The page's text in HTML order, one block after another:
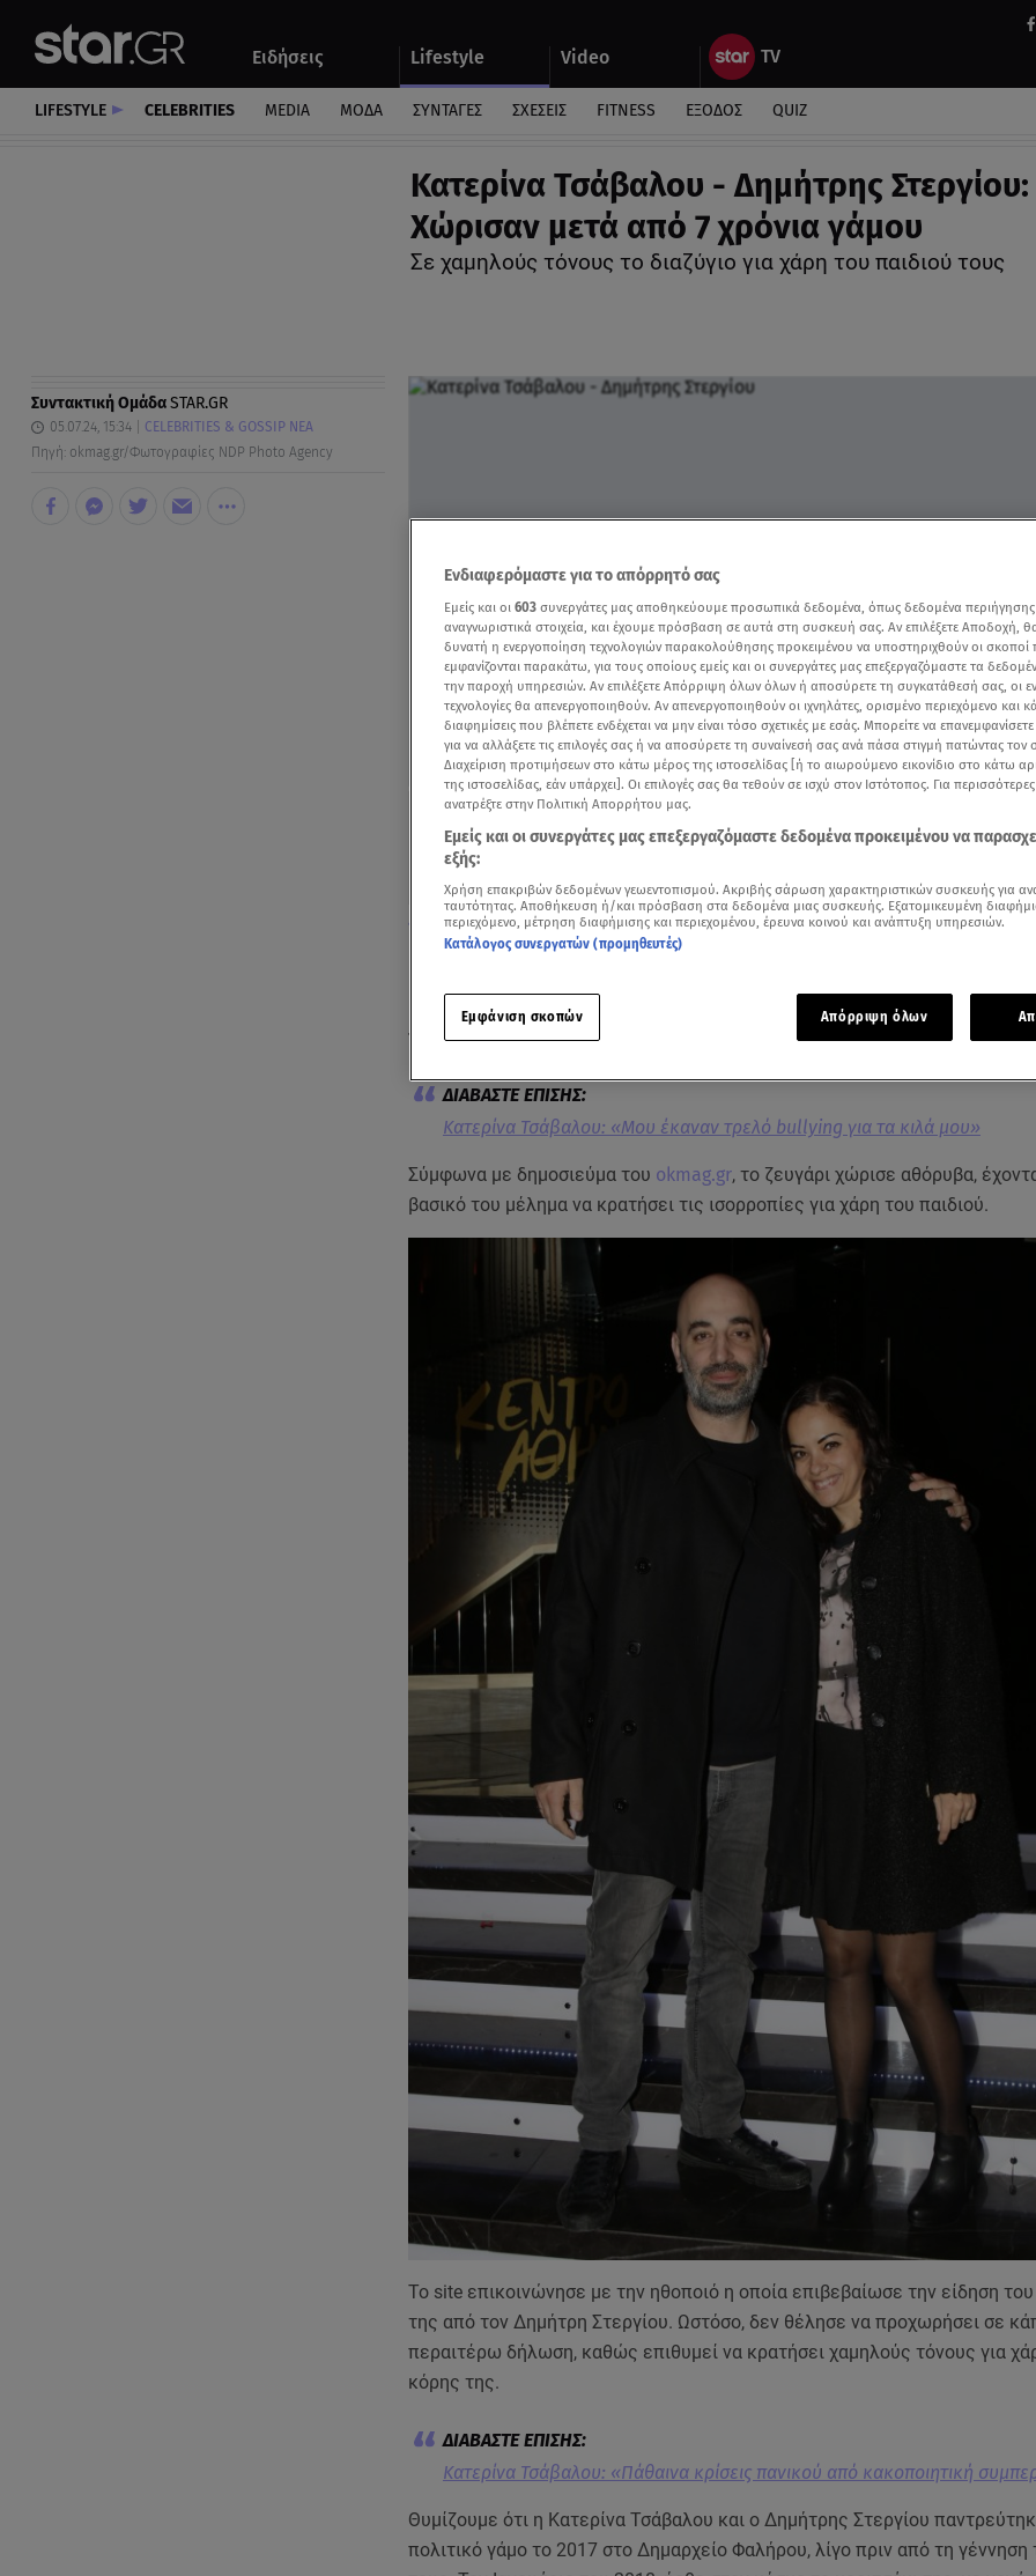
Ειδήσεις Lifestyle Video
Αυτοκίνητο
LIFESTYLE CELEBRITIES MEDIA ΜΟΔΑ ΣΥΝΤΑΓΕΣ ΣΧΕΣΕΙΣ FITNESS ΕΞΟΔΟΣ QUIZ
Κατερίνα Τσάβαλου - Δημήτρης Στεργίου:
Χώρισαν μετά από 7 χρόνια γάμου
Σε χαμηλούς τόνους το διαζύγιο για χάρη του παιδιού τους
Συντακτική ΟμάδαSTAR.GR
05.07.24, 15:34
CELEBRITIES & GOSSIP ΝΕΑ
Πηγή: okmag.gr/Φωτογραφίες NDP Photo Agency
Δείτε περισσότερα άρθρα μας στα αποτελέσματα αναζήτησης
Δείτε παλιότερο βίντεο της Κατερίνας Τσάβαλου από τοBreakfast@Star
Μαριμέλη
Κατερίνα Τσάβαλου Δημήτρης Στεργίου
αποφάσισαν να
τέλους στον γάμο τους
Κατερίνα Τσάβαλου: «Μου έκαναν τρελό bullying για τα κιλά μου»
Σύμφωνα με δημοσιεύμα του okmag.gr, το ζευγάρι χώρισε αθόρυβα,
βασικό του μέλημα να κρατήσει τις ισορροπίες για χάρη του παιδιού.
Το site επικοινώνησε με την ηθοποιό η οποία επιβεβαίωσε την είδηση
της από τον Δημήτρη Στεργίου. Ωστόσο, δεν θέλησε να προχωρήσει σε
περαιτέρω δήλωση, καθώς επιθυμεί να κρατήσει χαμηλούς τόνους για
κόρης της.
Κατερίνα Τσάβαλου: «Πάθαινα κρίσεις πανικού από κακοποιητική
Θυμίζουμε ότι η Κατερίνα Τσάβαλου και ο Δημήτρης Στεργίου
πολιτικό γάμο το 2017 στο Δημαρχείο Φαλήρου, λίγο πριν από τη γέννηση
Ενδιαφερόμαστε για το απόρρητό σας
Εμείς και οι 603 συνεργάτες μας αποθηκεύουμε προσωπικά δεδομένα, όπως δεδομένα
αναγνωριστικά στοιχεία, και έχουμε πρόσβαση σε αυτά στη συσκευή σας. Αν επιλέξετε Αποδοχή,
δυνατή η ενεργοποίηση τεχνολογιών παρακολούθησης προκειμένου να υποστηριχθούν οι σκοποί
εμφανίζονται παρακάτω, για τους οποίους εμείς και οι συνεργάτες μας επεξεργαζόμαστε τα
την παροχή υπηρεσιών. Αν επιλέξετε Απόρριψη όλων όλων ή αποσύρετε τη συγκατάθεσή σας, οι
τεχνολογίες θα απενεργοποιηθούν. Αν απενεργοποιηθούν οι ιχνηλάτες, ορισμένο περιεχόμενο και
διαφημίσεις που βλέπετε ενδέχεται να μην είναι τόσο σχετικές με εσάς. Μπορείτε να
για να αλλάξετε τις επιλογές σας ή να αποσύρετε τη συναίνεσή σας ανά πάσα στιγμή πατώντας τον
Διαχείριση προτιμήσεων στο κάτω μέρος της ιστοσελίδας [ή το αιωρούμενο εικονίδιο στο κάτω
της ιστοσελίδας, εάν υπάρχει]. Οι επιλογές σας θα τεθούν σε ισχύ στον Ιστότοπος. Για
ανατρέξτε στην Πολιτική Απορρήτου μας.
Εμείς και οι συνεργάτες μας επεξεργαζόμαστε δεδομένα προκειμένου να
εξής:
Χρήση επακριβών δεδομένων γεωεντοπισμού. Ακριβής σάρωση χαρακτηριστικών συσκευής για
ταυτότητας. Αποθήκευση ή/και πρόσβαση στα δεδομένα μιας συσκευής. Εξατομικευμένη
περιεχόμενο, μέτρηση διαφήμισης και περιεχομένου, έρευνα κοινού και ανάπτυξη υπηρεσιών.
Κατάλογος συνεργατών (προμηθευτές)
Εμφάνιση σκοπών Απόρριψη όλων